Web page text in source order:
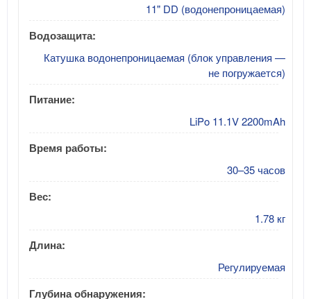
11" DD (водонепроницаемая)
Водозащита:
Катушка водонепроницаемая (блок управления —
не погружается)
Питание:
LiPo 11.1V 2200mAh
Время работы:
30–35 часов
Вес:
1.78 кг
Длина:
Регулируемая
Глубина обнаружения: